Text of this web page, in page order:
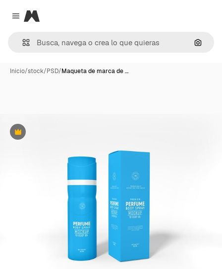
Close menu
Magnific
Inicio/stock/PSD/Maqueta de marca de …
Premium